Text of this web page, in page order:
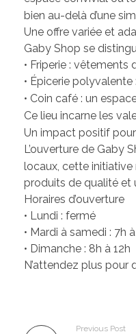
bien au-delà d’une
Une offre variée et
Gaby Shop se
• Friperie :
• Épicerie
• Coin café : un
Ce lieu incarne les
Un impact positif
L’ouverture de Gaby
locaux, cette initiative
produits de qualité et
Horaires d’ouverture
• Lundi : fermé
• Mardi à samedi : 7h
• Dimanche : 8h à 12h
N’attendez plus pour
Previous Post